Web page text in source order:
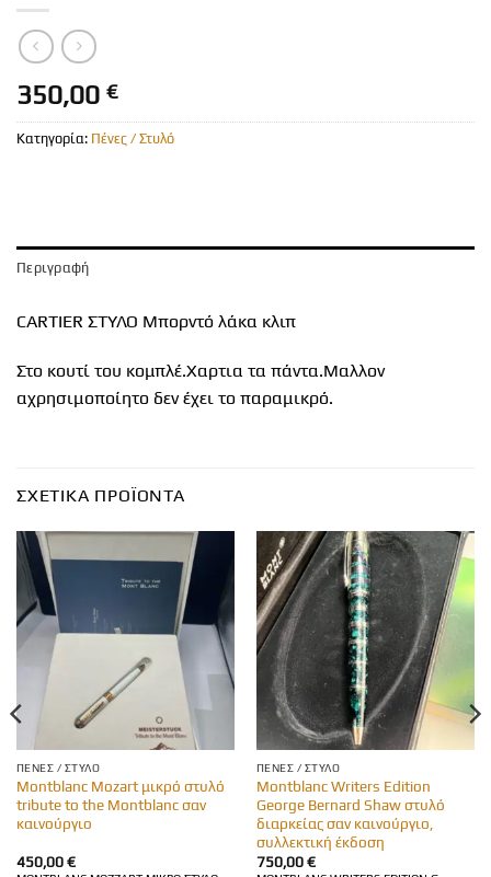
350,00 €
Κατηγορία: Πένες / Στυλό
Περιγραφή
CARTIER ΣΤΥΛΟ Μπορντό λάκα κλιπ
Στο κουτί του κομπλέ.Χαρτια τα πάντα.Μαλλον
αχρησιμοποίητο δεν έχει το παραμικρό.
ΣΧΕΤΙΚΆ ΠΡΟΪΌΝΤΑ
ΠΈΝΕΣ / ΣΤΥΛΌ
Montblanc Mozart μικρό στυλό
tribute to the Montblanc σαν
καινούργιο
450,00€
ΠΈΝΕΣ / ΣΤΥΛΌ
Montblanc Writers Edition
George Bernard Shaw στυλό
διαρκείας σαν καινούργιο,
συλλεκτική έκδοση
750,00€